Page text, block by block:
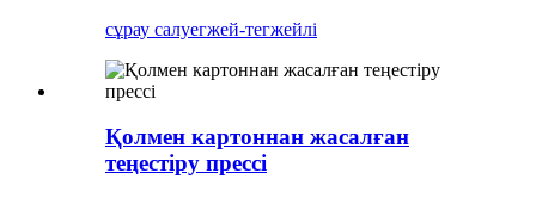
сұрау салуегжей-тегжейлі
Қолмен картоннан жасалған
теңестіру прессі